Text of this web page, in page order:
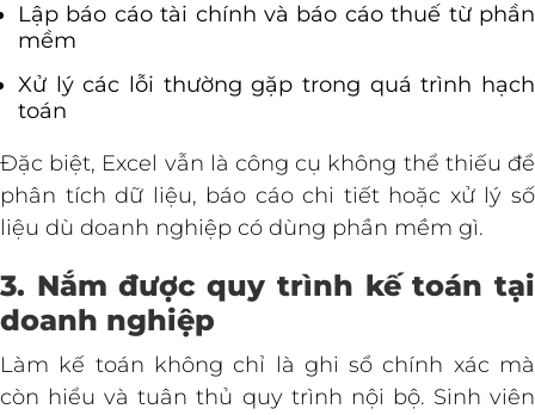
Lập báo cáo tài chính và báo cáo thuế từ phần
mềm
Xử lý các lỗi thường gặp trong quá trình hạch
toán
Đặc biệt, Excel vẫn là công cụ không thể thiếu để
phân tích dữ liệu, báo cáo chi tiết hoặc xử lý số
liệu dù doanh nghiệp có dùng phần mềm gì.
3. Nắm được quy trình kế toán tại
doanh nghiệp
Làm kế toán không chỉ là ghi sổ chính xác mà
còn hiểu và tuân thủ quy trình nội bộ. Sinh viên